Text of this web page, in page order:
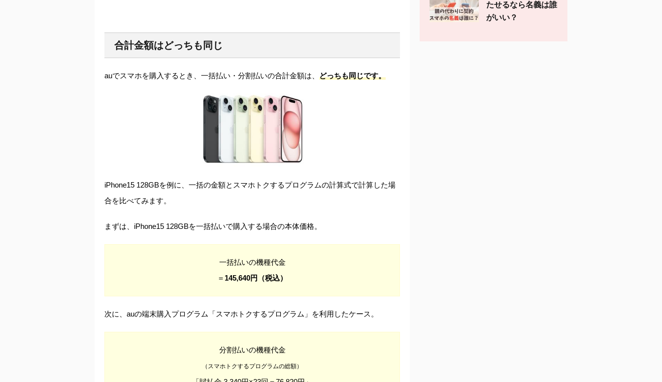
合計金額はどっちも同じ
auでスマホを購入するとき、一括払い・分割払いの合計金額は、 どっちも同じです。
iPhone15 128GBを例に、一括の金額とスマホトクするプログラムの計算式で計算した場
合を比べてみます。
まずは、iPhone15 128GBを一括払いで購入する場合の本体価格。
一括払いの機種代金
＝ 145,640円（税込）
次に、auの端末購入プログラム「スマホトクするプログラム」を利用したケース。
分割払いの機種代金
（スマホトクするプログラムの総額）
たせるなら名義は誰
がいい？